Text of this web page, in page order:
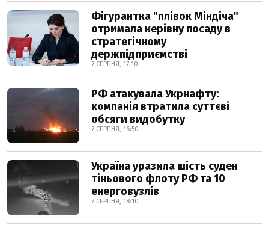
Фігурантка "плівок Міндіча"
отримала керівну посаду в
стратегічному
держпідприємстві
7 СЕРПНЯ, 17:10
РФ атакувала Укрнафту:
компанія втратила суттєві
обсяги видобутку
7 СЕРПНЯ, 16:50
Україна уразила шість суден
тіньового флоту РФ та 10
енерговузлів
7 СЕРПНЯ, 18:10